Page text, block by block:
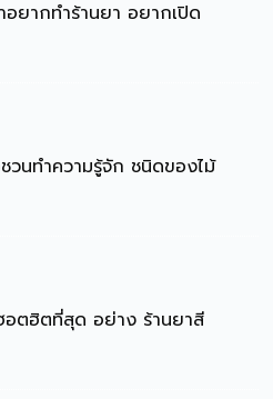
ยากทำร้านยา อยากเปิด
วนทำความรู้จัก ชนิดของไม้
ฮอตฮิตที่สุด อย่าง ร้านยาสี